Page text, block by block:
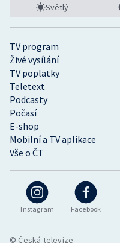
Instagram Facebook
TV program
Živé vysílání
TV poplatky
Teletext
Podcasty
Počasí
E-shop
Mobilní a TV aplikace
Vše o ČT
Světlý
© Česká televize